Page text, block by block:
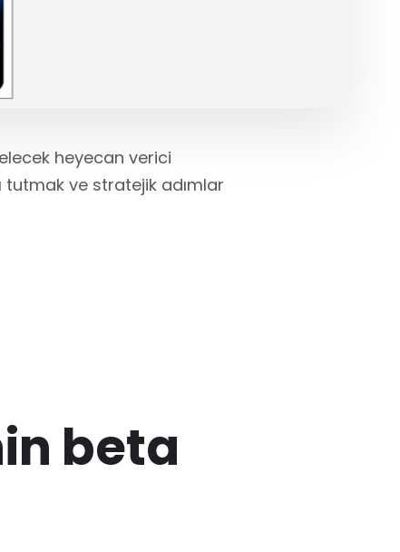
heyecan verici
tutmak ve stratejik adımlar
beta